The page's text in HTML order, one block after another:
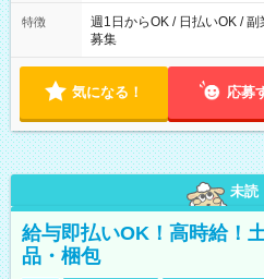
特徴
週1日からOK / 日払いOK /
募集
気になる！ 応募
未読
給与即払いOK！高時給！
品・梱包